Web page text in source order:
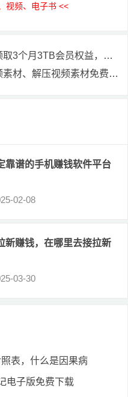
视频、电子书 <<
月3TB会员权益，人人可领
、解压视频素材免费下载
靠谱的手机赚钱软件平台
02-08
新赚钱，在哪里去接拉新
03-30
表，什么是因果病
电子版免费下载